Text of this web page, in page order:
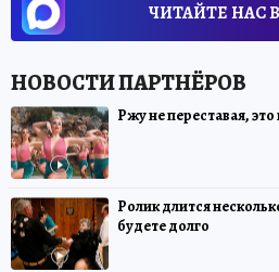
ЧИТАЙТЕ НАС
Ржу не переставая,
Ролик длится
будете долго